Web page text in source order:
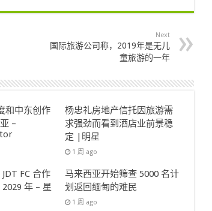
Next
国际旅游公司称，2019年是无儿
童旅游的一年
和中东创作
–
杨忠礼房地产信托因旅游需
求强劲而看到酒店业前景稳
定 |明星
1 周 ago
FC 合作
年 – 星
马来西亚开始筛查 5000 名计
划返回缅甸的难民
1 周 ago